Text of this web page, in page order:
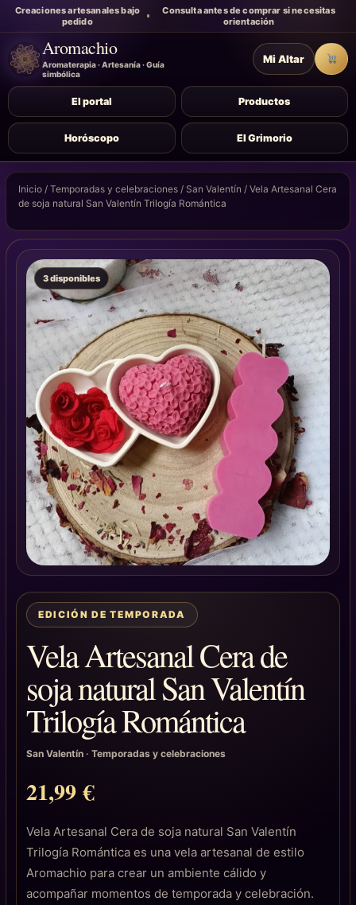
Creaciones artesanales bajo
pedido
Consulta antes de comprar si necesitas
orientación
Aromachio
Aromaterapia · Artesanía · Guía
simbólica
El portal Productos
Horóscopo El Grimorio
Mi Altar
Inicio / Temporadas y celebraciones / San Valentín / Vela Artesanal Cera
de soja natural San Valentín Trilogía Romántica
3 disponibles
EDICIÓN DE TEMPORADA
Vela Artesanal Cera de
soja natural San Valentín
Trilogía Romántica
San Valentín · Temporadas y celebraciones
21,99€
Vela Artesanal Cera de soja natural San Valentín
Trilogía Romántica es una vela artesanal de estilo
Aromachio para crear un ambiente cálido y
acompañar momentos de temporada y celebración.